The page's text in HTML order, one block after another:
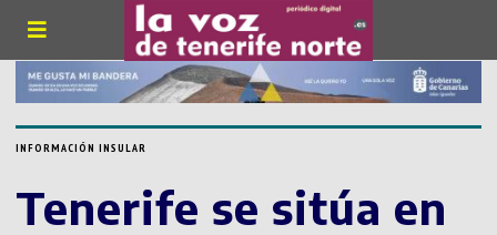
INFORMACIÓN INSULAR
Tenerife se sitúa en